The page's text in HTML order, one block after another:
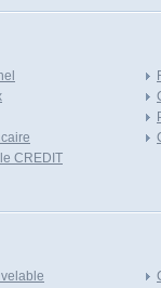
CREDIT